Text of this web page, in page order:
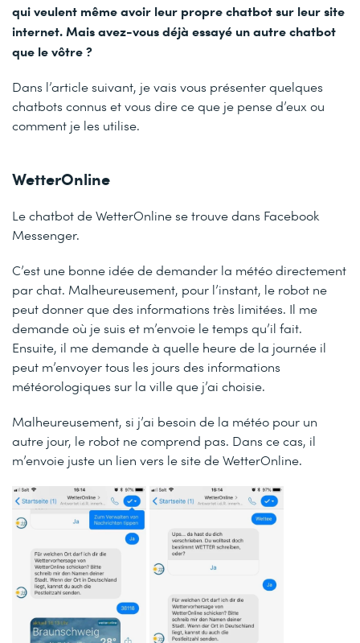
qui veulent même avoir leur propre chatbot sur leur site
internet. Mais avez-vous déjà essayé un autre chatbot
que le vôtre ?
Dans l’article suivant, je vais vous présenter quelques
chatbots connus et vous dire ce que je pense d’eux ou
comment je les utilise.
WetterOnline
Le chatbot de WetterOnline se trouve dans Facebook
Messenger.
C’est une bonne idée de demander la météo directement
par chat. Malheureusement, pour l’instant, le robot ne
peut donner que des informations très limitées. Il me
demande où je suis et m’envoie le temps qu’il fait.
Ensuite, il me demande à quelle heure de la journée il
peut m’envoyer tous les jours des informations
météorologiques sur la ville que j’ai choisie.
Malheureusement, si j’ai besoin de la météo pour un
autre jour, le robot ne comprend pas. Dans ce cas, il
m’envoie juste un lien vers le site de WetterOnline.